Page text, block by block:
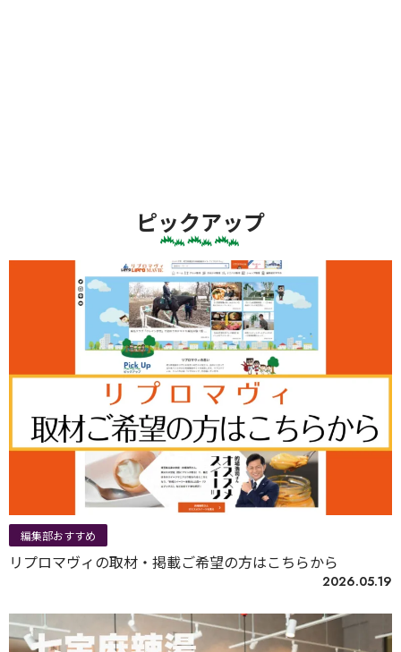
ピックアップ
編集部おすすめ
リプロマヴィの取材・掲載ご希望の方はこちらから
2026.05.19